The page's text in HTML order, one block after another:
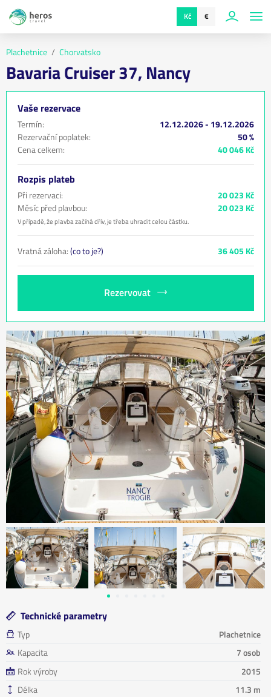
Kč €
Plachetnice Chorvatsko
Bavaria Cruiser 37, Nancy
Vaše rezervace
Termín:
12.12.2026 - 19.12.2026
Rezervační poplatek:
50 %
Cena celkem:
40 046 Kč
Rozpis plateb
Při rezervaci:
20 023 Kč
Měsíc před plavbou:
20 023 Kč
V případě, že plavba začíná dřív, je třeba uhradit celou částku.
Vratná záloha:(co to je?) 36 405 Kč
Rezervovat
Technické parametry
Typ
Plachetnice
Kapacita
7 osob
Rok výroby
2015
Délka
11.3 m